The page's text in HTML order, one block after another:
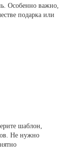
Особенно важно,
подарка или
шаблон,
Не нужно